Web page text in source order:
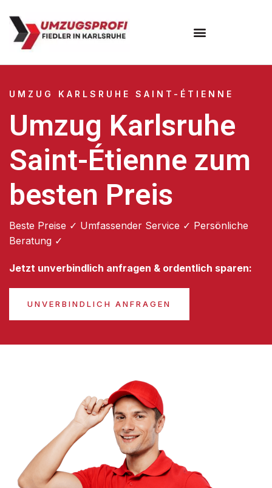
UMZUG KARLSRUHE SAINT-ÉTIENNE
Umzug Karlsruhe
Saint-Étienne zum
besten Preis
Beste Preise ✓ Umfassender Service ✓ Persönliche
Beratung ✓
Jetzt unverbindlich anfragen & ordentlich sparen:
UNVERBINDLICH ANFRAGEN